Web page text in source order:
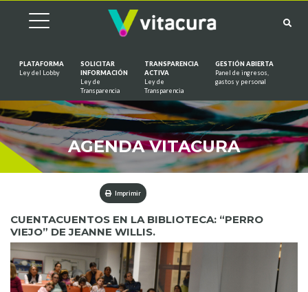
PLATAFORMA
Ley del Lobby
SOLICITAR
INFORMACIÓN
Ley de
Transparencia
TRANSPARENCIA
ACTIVA
Ley de
Transparencia
GESTIÓN ABIERTA
Panel de ingresos,
gastos y personal
AGENDA VITACURA
Imprimir
CUENTACUENTOS EN LA BIBLIOTECA: “PERRO
VIEJO” DE JEANNE WILLIS.